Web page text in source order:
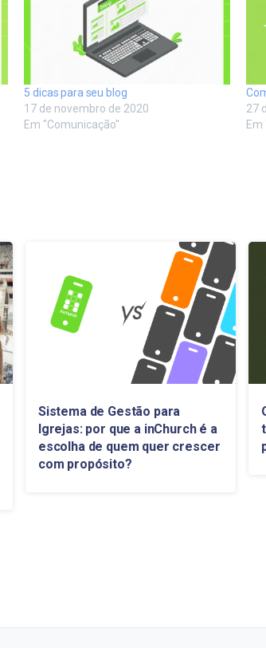
5 dicas para seu blog
17 de novembro de 2020
Em "Comunicação"
27
Sistema de Gestão para
Igrejas: por que a inChurch é a
escolha de quem quer crescer
com propósito?